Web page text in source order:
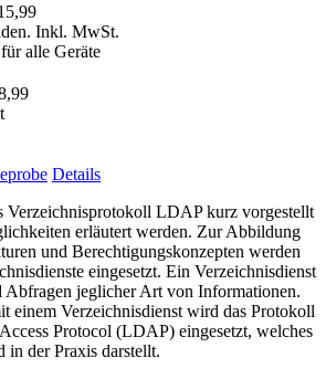
Inkl. MwSt.
alle Geräte
Details
Verzeichnisprotokoll LDAP kurz vorgestellt
erläutert werden. Zur Abbildung
und Berechtigungskonzepten werden
eingesetzt. Ein Verzeichnisdienst
Abfragen jeglicher Art von Informationen.
einem Verzeichnisdienst wird das Protokoll
Protocol (LDAP) eingesetzt, welches
in der Praxis darstellt.